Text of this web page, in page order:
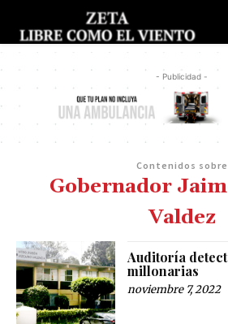
- Publicidad -
Contenidos sobre
Gobernador
Valdez
Auditoría
millonarias
noviembre 7, 2022